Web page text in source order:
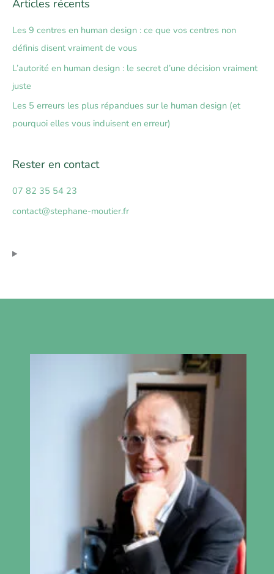
h
e
r
c
h
e
Articles récents
Les 9 centres en human design : ce que vos centres non
définis disent vraiment de vous
L’autorité en human design : le secret d’une décision vraiment
juste
Les 5 erreurs les plus répandues sur le human design (et
pourquoi elles vous induisent en erreur)
Rester en contact
07 82 35 54 23
contact@stephane-moutier.fr